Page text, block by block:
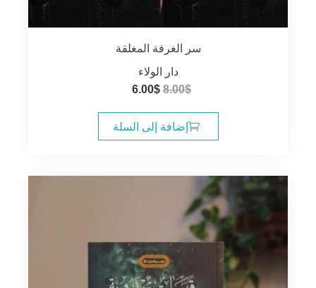
سر الغرفة المغلقة
دار الولاء
8.00$
السعر
هو:
8.00$.
6.00$
هو:
6.00$.
إضافة إلى السلة